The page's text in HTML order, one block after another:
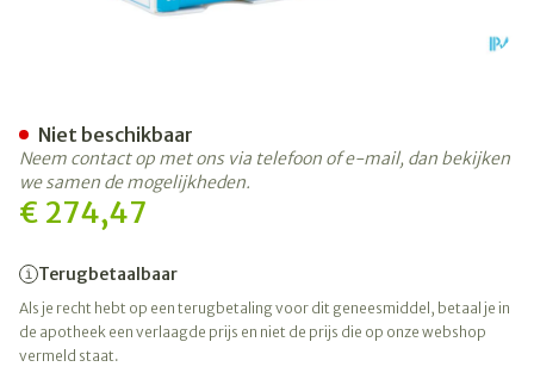
€ 274,47
Terugbetaalbaar
Als je recht hebt op een terugbetaling voor dit geneesmiddel, betaal je in
de apotheek een verlaagde prijs en niet de prijs die op onze webshop
vermeld staat.
Niet beschikbaar
Neem contact op met ons via telefoon of e-mail, dan bekijken
we samen de mogelijkheden.